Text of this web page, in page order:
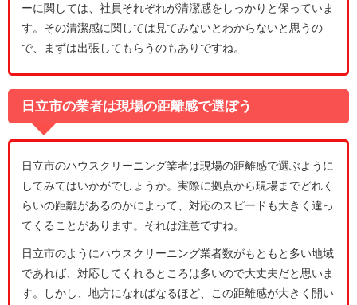
ーに関しては、社員それぞれが清潔感をしっかりと保っていま
す。その清潔感に関しては見てみないとわからないと思うの
で、まずは出張してもらうのもありですね。
日立市の業者は現場の距離感で選ぼう
日立市のハウスクリーニング業者は現場の距離感で選ぶように
してみてはいかがでしょうか。実際に拠点から現場までどれく
らいの距離があるのかによって、対応のスピードも大きく違っ
てくることがあります。それは注意ですね。
日立市のようにハウスクリーニング業者数がもともと多い地域
であれば、対応してくれるところは多いので大丈夫だと思いま
す。しかし、地方になればなるほど、この距離感が大きく開い